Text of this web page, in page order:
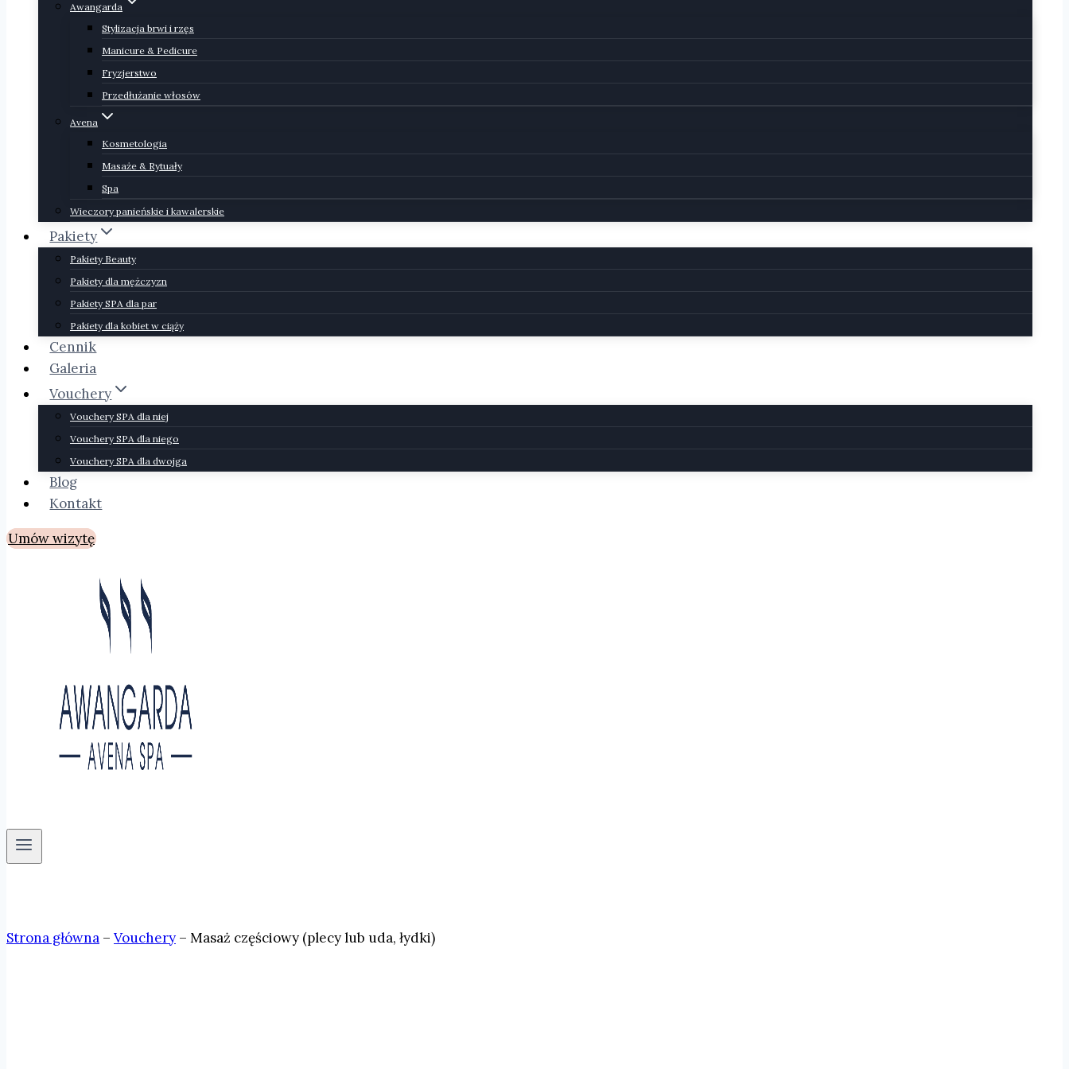
Awangarda
Stylizacja brwi i rzęs
Manicure & Pedicure
Fryzjerstwo
Przedłużanie włosów
Avena
Kosmetologia
Masaże & Rytuały
Spa
Wieczory panieńskie i kawalerskie
Pakiety
Pakiety Beauty
Pakiety dla mężczyzn
Pakiety SPA dla par
Pakiety dla kobiet w ciąży
Cennik
Galeria
Vouchery
Vouchery SPA dla niej
Vouchery SPA dla niego
Vouchery SPA dla dwojga
Blog
Kontakt
Umów wizytę
Strona główna – Vouchery – Masaż częściowy (plecy lub uda, łydki)